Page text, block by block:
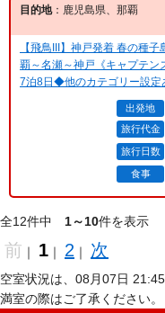
目的地：鹿児島県、那覇
【飛鳥III】神戸発着 春の種
覇～名瀬～神戸《キャプテン
7泊8日◆他のカテゴリー設定
出発地
旅行代金
旅行日数
食事
全12件中 1～10件を表示
前 ｜ 1 ｜ 2 ｜ 次
空室状況は、08月07日 21:45
満室の際はご了承ください。